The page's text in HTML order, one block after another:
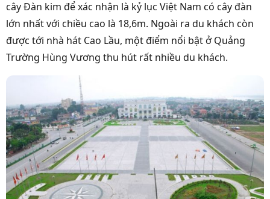
cây Đàn kim để xác nhận là kỷ lục Việt Nam có cây đàn
lớn nhất với chiều cao là 18,6m. Ngoài ra du khách còn
được tới nhà hát Cao Lầu, một điểm nổi bật ở Quảng
Trường Hùng Vương thu hút rất nhiều du khách.